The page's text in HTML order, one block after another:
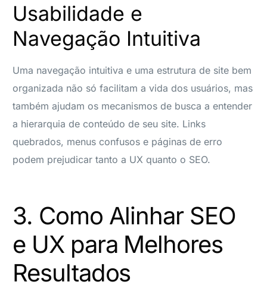
Usabilidade e
Navegação Intuitiva
Uma navegação intuitiva e uma estrutura de site bem
organizada não só facilitam a vida dos usuários, mas
também ajudam os mecanismos de busca a entender
a hierarquia de conteúdo de seu site. Links
quebrados, menus confusos e páginas de erro
podem prejudicar tanto a UX quanto o SEO.
3. Como Alinhar SEO
e UX para Melhores
Resultados